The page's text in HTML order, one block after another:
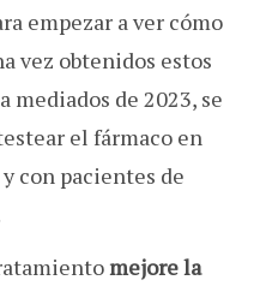
empezar a ver cómo
vez obtenidos estos
mediados de 2023, se
el fármaco en
con pacientes de
mejore la